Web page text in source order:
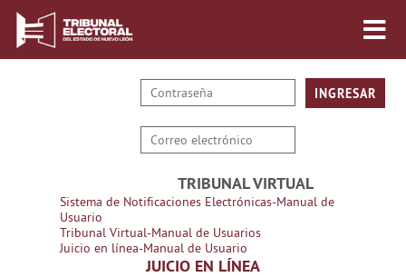
TRIBUNAL VIRTUAL
Sistema de Notificaciones Electrónicas-Manual de
Usuario
Tribunal Virtual-Manual de Usuarios
Juicio en línea-Manual de Usuario
JUICIO EN LÍNEA